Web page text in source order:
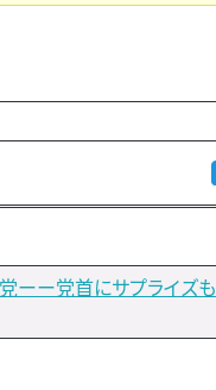
ーー党首にサプライズも